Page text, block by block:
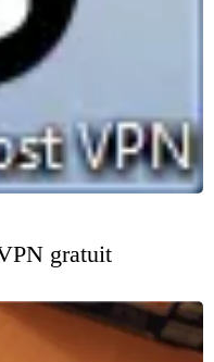
gratuit